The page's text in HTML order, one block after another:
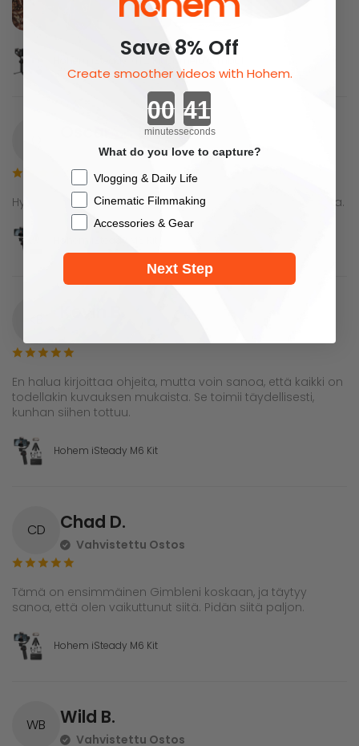
Vahvistettu Ostos
Hyvä laatu ja esitys koteloineen. Se on kaikkea mitä lupaa.
En halua kirjoittaa ohjeita, mutta voin sanoa, että kaikki on
todellakin kuvauksen mukaista. Se toimii täydellisesti,
kunhan siihen tottuu.
Hohem iSteady M6 Kit
CD Chad D.
Vahvistettu Ostos
Tämä on ensimmäinen Gimbleni koskaan, ja täytyy
sanoa, että olen vaikuttunut siitä. Pidän siitä paljon.
Hohem iSteady M6 Kit
WB Wild B.
Vahvistettu Ostos
Save 8% Off
Create smoother videos with Hohem.
Countdown ends in:
minutesseconds
What do you love to capture?
Checkbox
Vlogging & Daily Life
Cinematic Filmmaking
Accessories & Gear
Next Step